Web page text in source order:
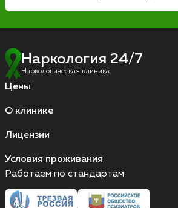
Наркология 24/7
Наркологическая клиника
Цены
О клинике
Лицензии
Условия проживания
Работаем по стандартам